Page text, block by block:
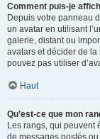
Comment puis-je
Depuis votre panneau
un avatar en utilisant
galerie, distant ou
avatars et décider de
pouvez pas utiliser
Haut
Qu’est-ce que mon
Les rangs, qui peuvent
de messages postés